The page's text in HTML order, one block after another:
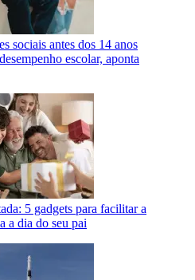
sociais antes dos 14 anos
escolar, aponta
5 gadgets para facilitar a
a dia do seu pai